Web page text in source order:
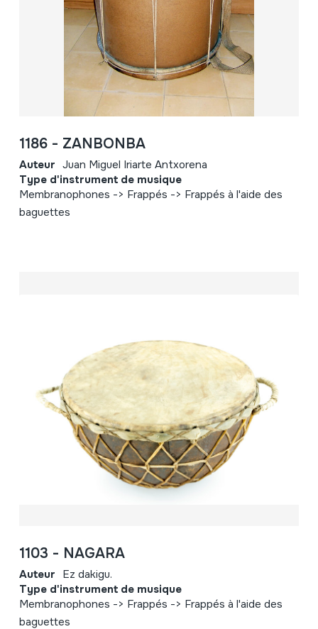
1186 - ZANBONBA
Auteur Juan Miguel Iriarte Antxorena
Type d'instrument de musique
Membranophones -> Frappés -> Frappés à l'aide des
baguettes
1103 - NAGARA
Auteur Ez dakigu.
Type d'instrument de musique
Membranophones -> Frappés -> Frappés à l'aide des
baguettes